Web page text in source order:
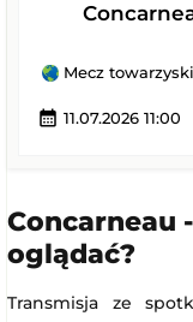
Mecz towarzyski
calendar_month 11.07.2026 11:00
Concarneau
oglądać?
Transmisja ze